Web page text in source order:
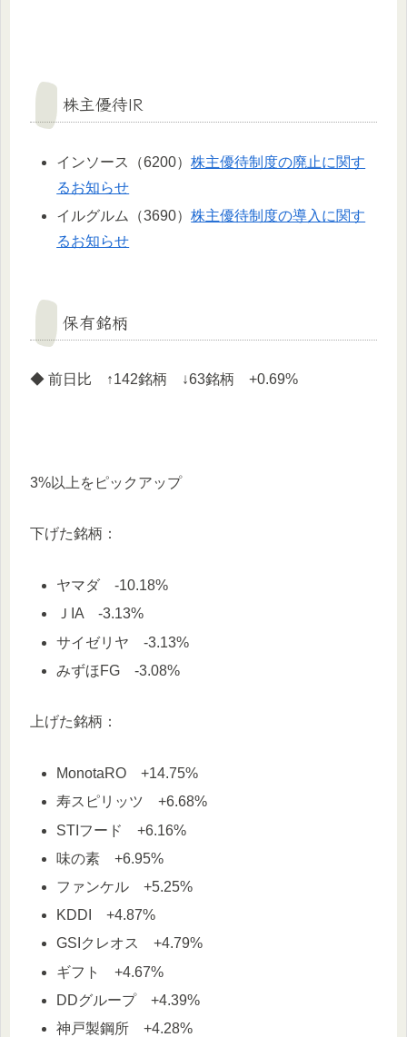
株主優待IR
インソース（6200）株主優待制度の廃止に関す
るお知らせ
イルグルム（3690）株主優待制度の導入に関す
るお知らせ
保有銘柄
◆ 前日比 ↑142銘柄 ↓63銘柄 +0.69%
3%以上をピックアップ
下げた銘柄：
ヤマダ -10.18%
ＪIA -3.13%
サイゼリヤ -3.13%
みずほFG -3.08%
上げた銘柄：
MonotaRO +14.75%
寿スピリッツ +6.68%
STIフード +6.16%
味の素 +6.95%
ファンケル +5.25%
KDDI +4.87%
GSIクレオス +4.79%
ギフト +4.67%
DDグループ +4.39%
神戸製鋼所 +4.28%